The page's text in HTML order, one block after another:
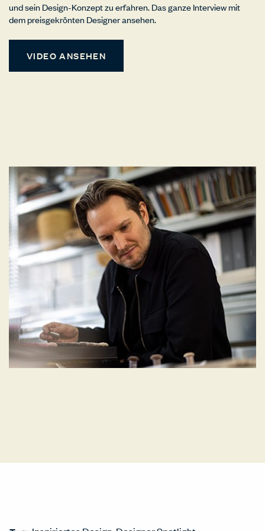
und sein Design-Konzept zu erfahren. Das ganze Interview mit
dem preisgekrönten Designer ansehen.
VIDEO ANSEHEN